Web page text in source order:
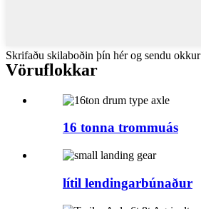
Skrifaðu skilaboðin þín hér og sendu okkur
Vöruflokkar
16 tonna trommuás
lítil lendingarbúnaður